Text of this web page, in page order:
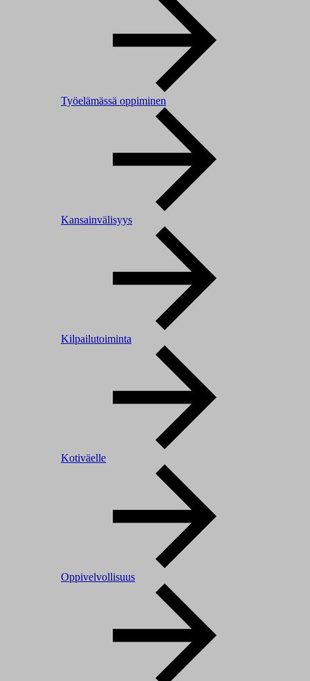
Työelämässä oppiminen
Kansainvälisyys
Kilpailutoiminta
Kotiväelle
Oppivelvollisuus